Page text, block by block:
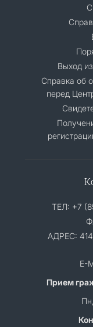
Выход
Cправка об
перед
ТЕЛ: +7
АДРЕС:
E-
Прием